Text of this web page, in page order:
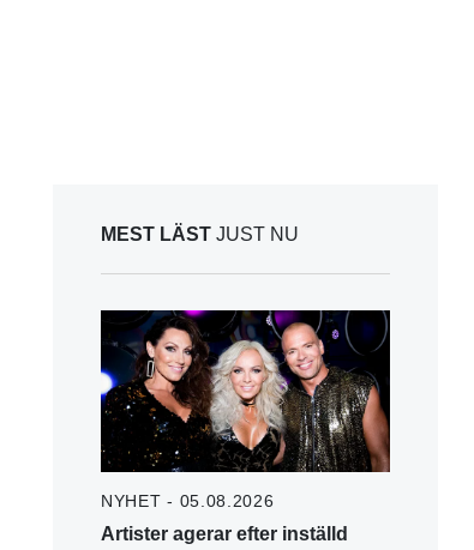
MEST LÄST JUST NU
NYHET - 05.08.2026
Artister agerar efter inställd